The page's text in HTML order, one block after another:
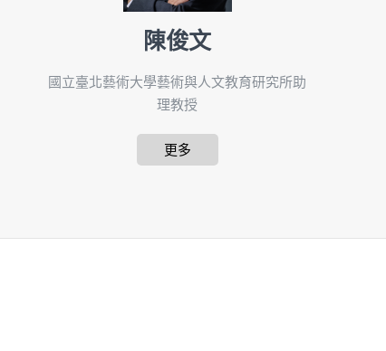
陳俊文
國立臺北藝術大學藝術與人文教育研究所助
理教授
更多